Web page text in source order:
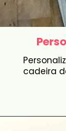
cadeira